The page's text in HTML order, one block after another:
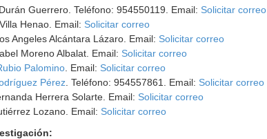
Guerrero. Teléfono: 954550119. Email: Solicitar correo
Henao. Email: Solicitar correo
Angeles Alcántara Lázaro. Email: Solicitar correo
Moreno Albalat. Email: Solicitar correo
Palomino . Email: Solicitar correo
Pérez . Teléfono: 954557861. Email: Solicitar correo
Herrera Solarte. Email: Solicitar correo
Lozano. Email: Solicitar correo